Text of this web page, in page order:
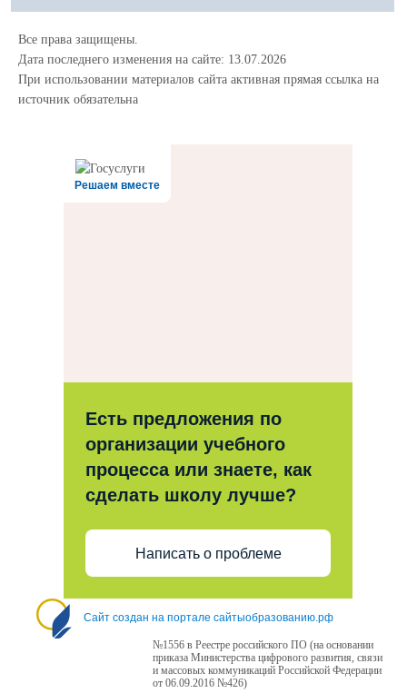
Все права защищены.
Дата последнего изменения на сайте: 13.07.2026
При использовании материалов сайта активная прямая ссылка на
источник обязательна
Решаем вместе
Есть предложения по
организации учебного
процесса или знаете, как
сделать школу лучше?
Написать о проблеме
Сайт создан на портале сайтыобразованию.рф
№1556 в Реестре российского ПО (на основании
приказа Министерства цифрового развития, связи
и массовых коммуникаций Российской Федерации
от 06.09.2016 №426)